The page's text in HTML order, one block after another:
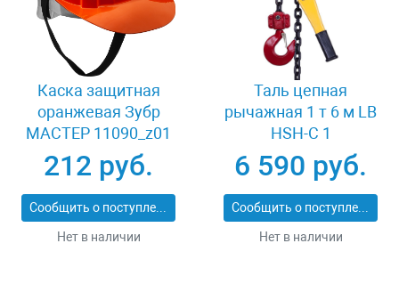
Каска защитная
оранжевая Зубр
МАСТЕР 11090_z01
212 руб.
Сообщить о поступлении
Нет в наличии
Таль цепная
рычажная 1 т 6 м LB
HSH-C 1
6 590 руб.
Сообщить о поступлении
Нет в наличии